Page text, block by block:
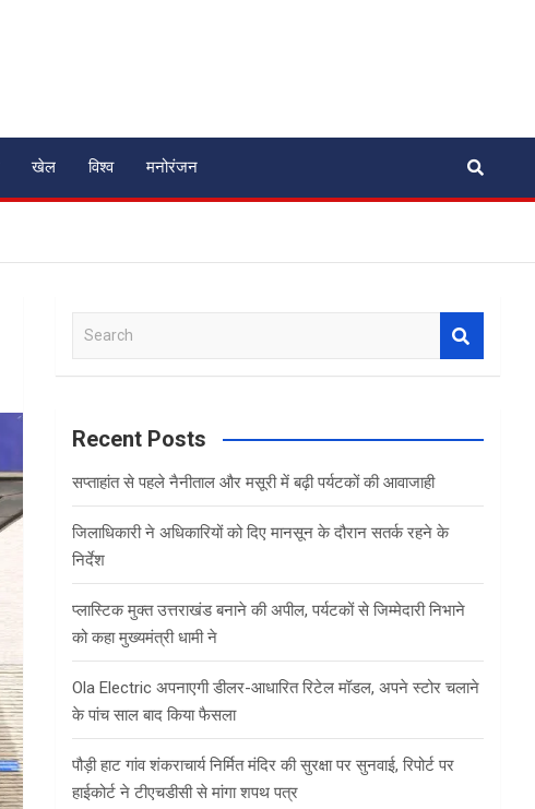
खेल विश्व मनोरंजन
a
c
Recent Posts
सप्ताहांत से पहले नैनीताल और मसूरी में बढ़ी पर्यटकों की आवाजाही
जिलाधिकारी ने अधिकारियों को दिए मानसून के दौरान सतर्क रहने के
निर्देश
प्लास्टिक मुक्त उत्तराखंड बनाने की अपील, पर्यटकों से जिम्मेदारी निभाने
को कहा मुख्यमंत्री धामी ने
Ola Electric अपनाएगी डीलर-आधारित रिटेल मॉडल, अपने स्टोर चलाने
के पांच साल बाद किया फैसला
पौड़ी हाट गांव शंकराचार्य निर्मित मंदिर की सुरक्षा पर सुनवाई, रिपोर्ट पर
हाईकोर्ट ने टीएचडीसी से मांगा शपथ पत्र